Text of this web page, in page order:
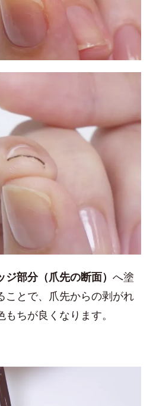
部分（爪先の断面） へ塗
ことで、爪先からの剥がれ
ちが良くなります。